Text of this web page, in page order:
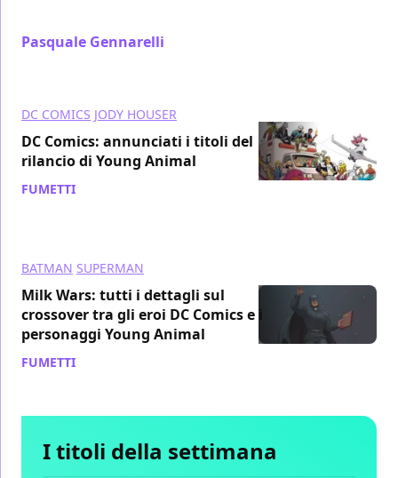
Pasquale Gennarelli
DC COMICS JODY HOUSER
DC Comics: annunciati i titoli del
rilancio di Young Animal
FUMETTI
BATMAN SUPERMAN
Milk Wars: tutti i dettagli sul
crossover tra gli eroi DC Comics e i
personaggi Young Animal
FUMETTI
I titoli della settimana